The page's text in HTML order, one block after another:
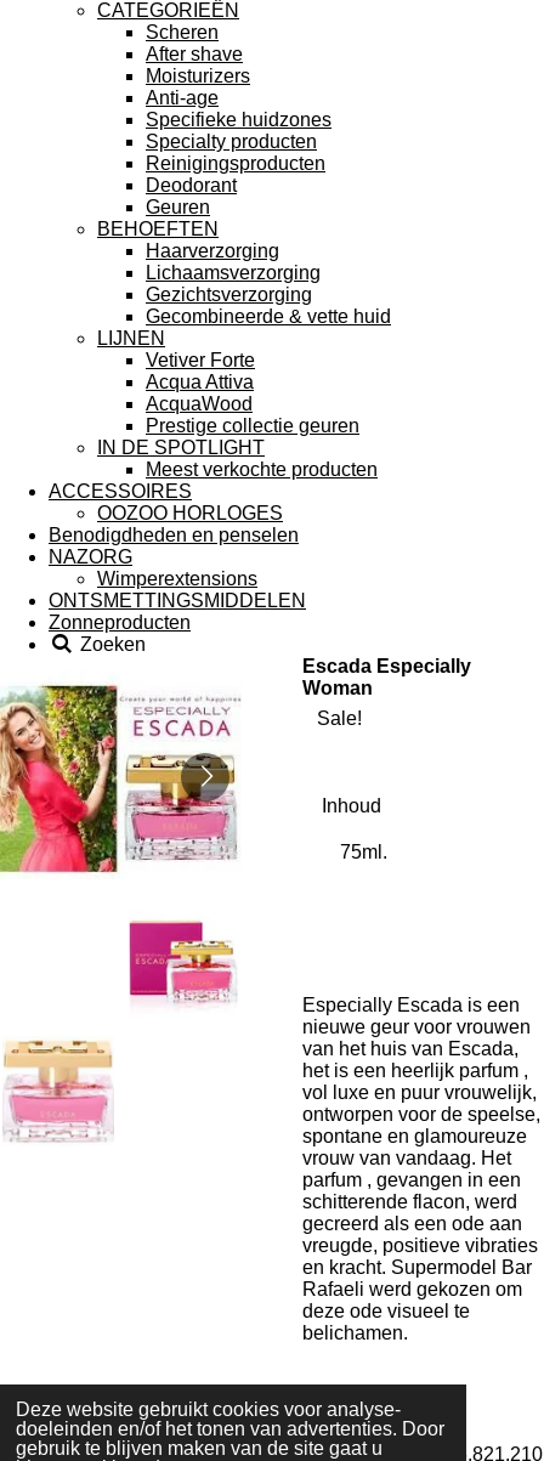
Deze website gebruikt cookies voor analyse-
doeleinden en/of het tonen van advertenties. Door
gebruik te blijven maken van de site gaat u
CATEGORIEËN
Scheren
After shave
Moisturizers
Anti-age
Specifieke huidzones
Specialty producten
Reinigingsproducten
Deodorant
Geuren
BEHOEFTEN
Haarverzorging
Lichaamsverzorging
Gezichtsverzorging
Gecombineerde & vette huid
LIJNEN
Vetiver Forte
Acqua Attiva
AcquaWood
Prestige collectie geuren
IN DE SPOTLIGHT
Meest verkochte producten
ACCESSOIRES
OOZOO HORLOGES
Benodigdheden en penselen
NAZORG
Wimperextensions
ONTSMETTINGSMIDDELEN
Zonneproducten
Zoeken
Escada Especially
Woman
Sale!
Inhoud
Especially Escada is een
nieuwe geur voor vrouwen
van het huis van Escada,
het is een heerlijk parfum ,
vol luxe en puur vrouwelijk,
ontworpen voor de speelse,
spontane en glamoureuze
vrouw van vandaag. Het
parfum , gevangen in een
schitterende flacon, werd
gecreerd als een ode aan
vreugde, positieve vibraties
en kracht. Supermodel Bar
Rafaeli werd gekozen om
deze ode visueel te
belichamen.
Algemene voorwaarden
© 2020 - 2022 La Perla Skin & Beauty - BTW: BE
0466.821.210